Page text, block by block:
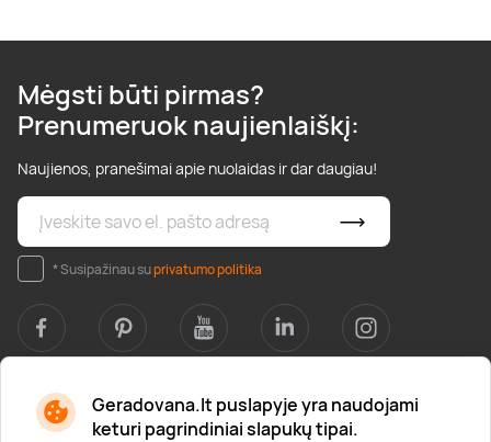
Geradovana.lt puslapyje yra naudojami
keturi pagrindiniai slapukų tipai.
Mėgsti būti pirmas?
Prenumeruok naujienlaiškį:
Naujienos, pranešimai apie nuolaidas ir dar daugiau!
* Susipažinau suprivatumo politika
Apie mus